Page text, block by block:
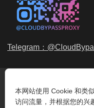
Telegram：
品质、永不过期的动态
起。我们的IP资源包括
本网站使用 Cookie 和类
访问流量，并根据您的兴